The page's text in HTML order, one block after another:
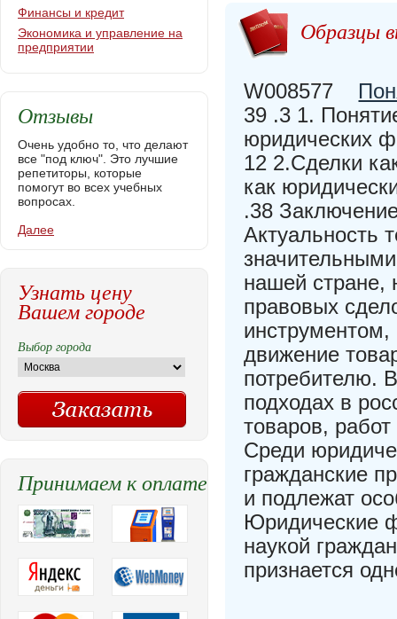
Образцы
W008577
39 .3 1.
юридических
12 2.Сделки
как
.38
Актуальность
нашей стране,
правовых
инструментом,
движение
потребителю.
подходах в
товаров,
Среди
гражданские
и подлежат
Юридические
наукой
признается
Финансы и кредит
Экономика и управление на
предприятии
Отзывы
Очень удобно то, что делают
все "под ключ". Это лучшие
репетиторы, которые
помогут во всех учебных
вопросах.
Далее
Узнать цену
Вашем городе
Выбор города
Принимаем к оплате